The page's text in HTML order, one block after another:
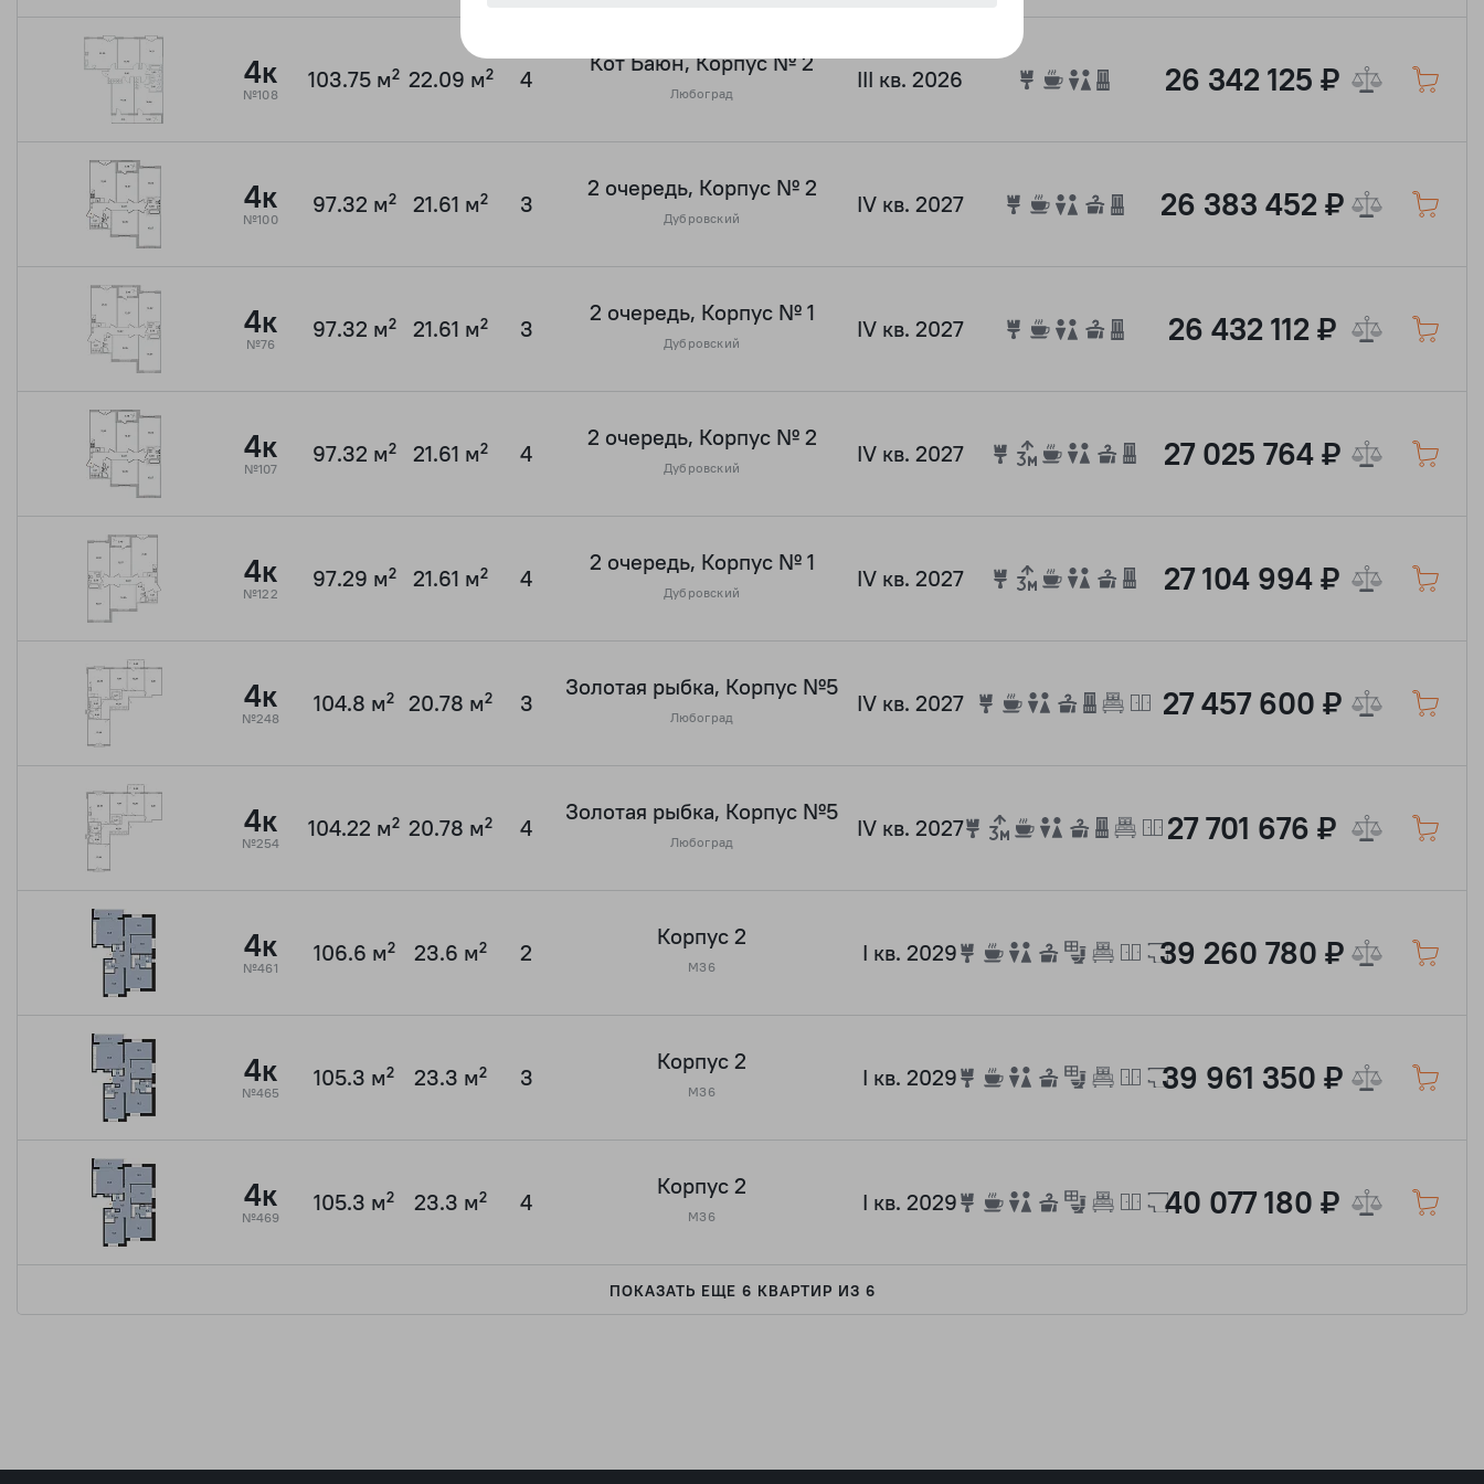
4к
№108
103.75 м² 22.09 м² 4
Кот Баюн, Корпус № 2
Любоград
III кв. 2026 26 342 125 ₽
4к
№100
97.32 м² 21.61 м² 3
2 очередь, Корпус № 2
Дубровский
IV кв. 2027 26 383 452 ₽
4к
№76
97.32 м² 21.61 м² 3
2 очередь, Корпус № 1
Дубровский
IV кв. 2027 26 432 112 ₽
4к
№107
97.32 м² 21.61 м² 4
2 очередь, Корпус № 2
Дубровский
IV кв. 2027 27 025 764 ₽
4к
№122
97.29 м² 21.61 м² 4
2 очередь, Корпус № 1
Дубровский
IV кв. 2027 27 104 994 ₽
4к
№248
104.8 м² 20.78 м² 3
Золотая рыбка, Корпус №5
Любоград
IV кв. 2027 27 457 600 ₽
4к
№254
104.22 м² 20.78 м² 4
Золотая рыбка, Корпус №5
Любоград
IV кв. 2027 27 701 676 ₽
4к
№461
106.6 м² 23.6 м² 2
Корпус 2
М36
I кв. 2029 39 260 780 ₽
4к
№465
105.3 м² 23.3 м² 3
Корпус 2
М36
I кв. 2029 39 961 350 ₽
4к
№469
105.3 м² 23.3 м² 4
Корпус 2
М36
I кв. 2029 40 077 180 ₽
ПОКАЗАТЬ ЕЩЕ 6 КВАРТИР ИЗ 6